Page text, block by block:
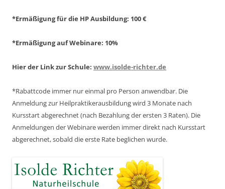
*Ermäßigung für die HP Ausbildung: 100 €
*Ermäßigung auf Webinare: 10%
Hier der Link zur Schule: www.isolde-richter.de
*Rabattcode immer nur einmal pro Person anwendbar. Die
Anmeldung zur Heilpraktikerausbildung wird 3 Monate nach
Kursstart abgerechnet(nach Bezahlung der ersten 3 Raten). Die
Anmeldungen der Webinare werden immer direkt nach Kursstart
abgerechnet,sobald die erste Rate beglichen wurde.